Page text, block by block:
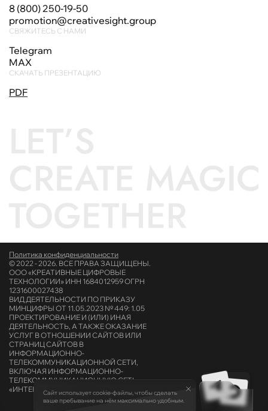
Сайт использует cookie-файлы, чтобы сделать
ваше пребывание на нём максимально удобным.
8 (800) 250-19-50
promotion@creativesight.group
СВЯЖИТЕСЬ С НАМИ
Telegram
MAX
СКАЧАТЬ ПРЕЗЕНТАЦИЮ
PDF
© 2022 - 2026. ВСЕ ПРАВА ЗАЩИЩЕНЫ.
ООО «КРЕАТИВНЫЕ ЦИФРОВЫЕ
ТЕХНОЛОГИИ» ИНН 1684012959 ОГРН
1231600027438
ВИД ДЕЯТЕЛЬНОСТИ ПО ПРИКАЗУ
МИНЦИФРЫ ОТ 11.05.2023 № 449: 1.05
ПРОЕКТИРОВАНИЕ И (ИЛИ) ИНАЯ
ДЕЯТЕЛЬНОСТЬ, А ТАКЖЕ ОКАЗАНИЕ
УСЛУГ В ОТНОШЕНИИ САЙТОВ ИЛИ
СТРАНИЦ САЙТОВ В
ИНФОРМАЦИОННО-
ТЕЛЕКОММУНИКАЦИОННОЙ СЕТИ,
ВКЛЮЧАЯ ИНФОРМАЦИОННО-
ТЕЛЕКОММУНИКАЦИОННУЮ СЕТЬ
«ИНТЕРНЕТ»
Политика конфиденциальности